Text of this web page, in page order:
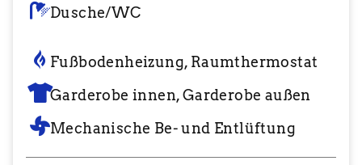
Dusche/WC
Fußbodenheizung, Raumthermostat
Garderobe innen, Garderobe außen
Mechanische Be- und Entlüftung